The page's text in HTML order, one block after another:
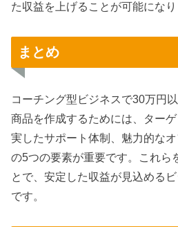
た収益を上げることが可能になり
まとめ
コーチング型ビジネスで30万円
商品を作成するためには、ター
実したサポート体制、魅力的な
の5つの要素が重要です。これら
とで、安定した収益が見込める
です。